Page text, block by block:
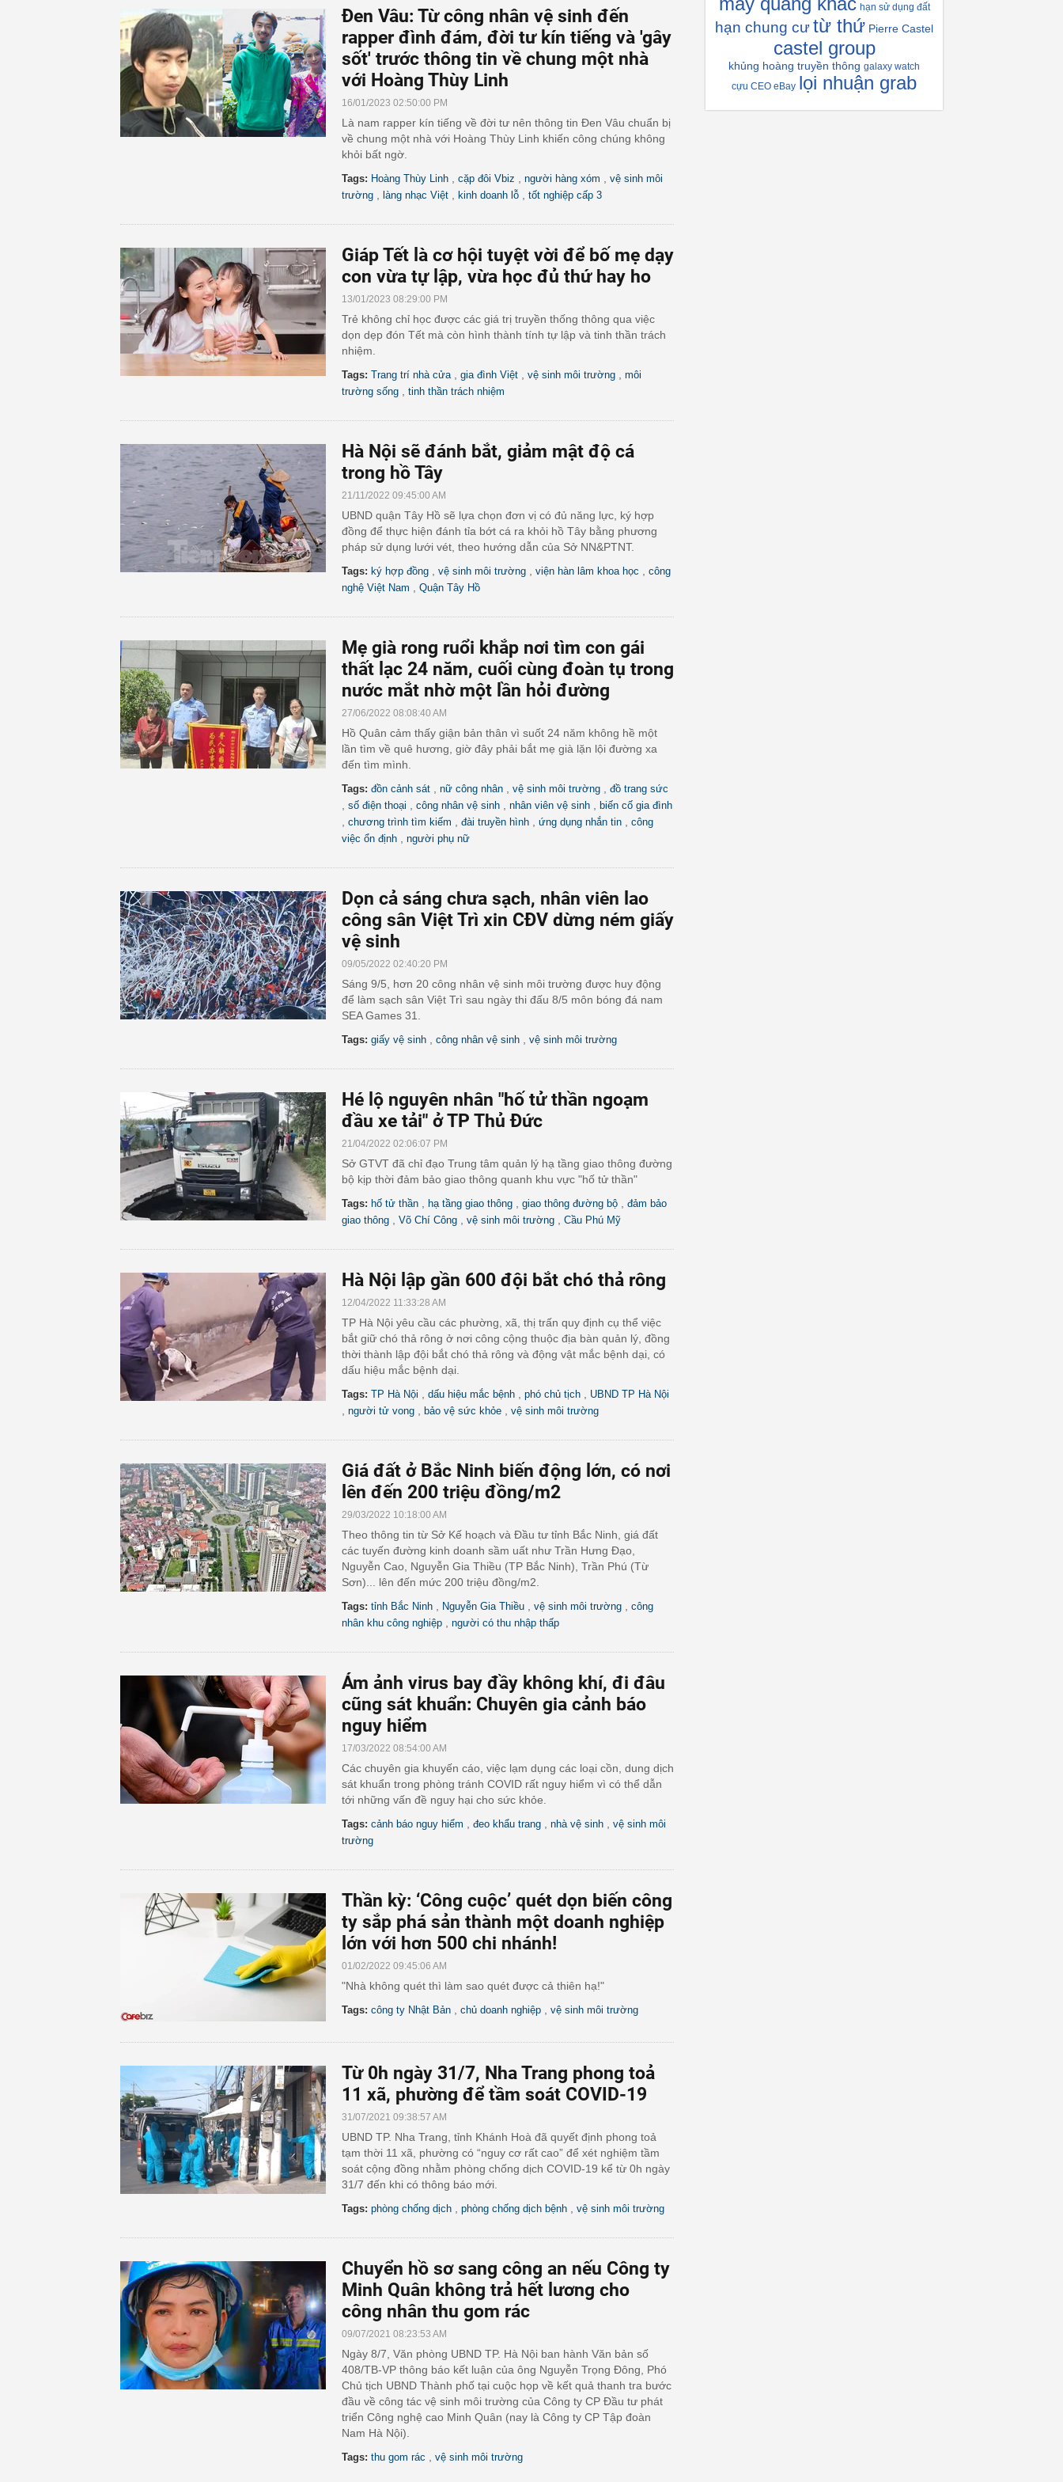
Đen Vâu: Từ công nhân vệ sinh đến
rapper đình đám, đời tư kín tiếng và 'gây
sốt' trước thông tin về chung một nhà
với Hoàng Thùy Linh
16/01/2023 02:50:00 PM
Là nam rapper kín tiếng về đời tư nên thông tin Đen Vâu chuẩn bị
về chung một nhà với Hoàng Thùy Linh khiến công chúng không
khỏi bất ngờ.
Tags: Hoàng Thùy Linh cặp đôi Vbiz người hàng xóm
vệ sinh môi
trường
làng nhạc Việt kinh doanh lỗ tốt nghiệp cấp 3
Giáp Tết là cơ hội tuyệt vời để bố mẹ dạy
con vừa tự lập, vừa học đủ thứ hay ho
13/01/2023 08:29:00 PM
Trẻ không chỉ học được các giá trị truyền thống thông qua việc
dọn dẹp đón Tết mà còn hình thành tính tự lập và tinh thần trách
nhiệm.
Tags: Trang trí nhà cửa gia đình Việt vệ sinh môi trường
môi
trường sống
tinh thần trách nhiệm
Hà Nội sẽ đánh bắt, giảm mật độ cá
trong hồ Tây
21/11/2022 09:45:00 AM
UBND quận Tây Hồ sẽ lựa chọn đơn vị có đủ năng lực, ký hợp
đồng để thực hiện đánh tỉa bớt cá ra khỏi hồ Tây bằng phương
pháp sử dụng lưới vét, theo hướng dẫn của Sở NN&PTNT.
Tags: ký hợp đồng vệ sinh môi trường viện hàn lâm khoa học
công
nghệ Việt Nam
Quận Tây Hồ
Mẹ già rong ruổi khắp nơi tìm con gái
thất lạc 24 năm, cuối cùng đoàn tụ trong
nước mắt nhờ một lần hỏi đường
27/06/2022 08:08:40 AM
Hồ Quân cảm thấy giận bản thân vì suốt 24 năm không hề một
lần tìm về quê hương, giờ đây phải bắt mẹ già lặn lội đường xa
đến tìm mình.
Tags: đồn cảnh sát nữ công nhân vệ sinh môi trường đồ trang sức
số điện thoại công nhân vệ sinh nhân viên vệ sinh biến cố gia đình
chương trình tìm kiếm đài truyền hình ứng dụng nhắn tin
công
việc ổn định
người phụ nữ
Dọn cả sáng chưa sạch, nhân viên lao
công sân Việt Trì xin CĐV dừng ném giấy
vệ sinh
09/05/2022 02:40:20 PM
Sáng 9/5, hơn 20 công nhân vệ sinh môi trường được huy động
để làm sạch sân Việt Trì sau ngày thi đấu 8/5 môn bóng đá nam
SEA Games 31.
Tags: giấy vệ sinh công nhân vệ sinh vệ sinh môi trường
Hé lộ nguyên nhân "hố tử thần ngoạm
đầu xe tải" ở TP Thủ Đức
21/04/2022 02:06:07 PM
Sở GTVT đã chỉ đạo Trung tâm quản lý hạ tầng giao thông đường
bộ kịp thời đảm bảo giao thông quanh khu vực "hố tử thần"
Tags: hố tử thần hạ tầng giao thông giao thông đường bộ
đảm bảo
giao thông
Võ Chí Công vệ sinh môi trường Cầu Phú Mỹ
Hà Nội lập gần 600 đội bắt chó thả rông
12/04/2022 11:33:28 AM
TP Hà Nội yêu cầu các phường, xã, thị trấn quy định cụ thể việc
bắt giữ chó thả rông ở nơi công cộng thuộc địa bàn quản lý, đồng
thời thành lập đội bắt chó thả rông và động vật mắc bệnh dại, có
dấu hiệu mắc bệnh dại.
Tags: TP Hà Nội dấu hiệu mắc bệnh phó chủ tịch UBND TP Hà Nội
người tử vong bảo vệ sức khỏe vệ sinh môi trường
Giá đất ở Bắc Ninh biến động lớn, có nơi
lên đến 200 triệu đồng/m2
29/03/2022 10:18:00 AM
Theo thông tin từ Sở Kế hoạch và Đầu tư tỉnh Bắc Ninh, giá đất
các tuyến đường kinh doanh sầm uất như Trần Hưng Đạo,
Nguyễn Cao, Nguyễn Gia Thiều (TP Bắc Ninh), Trần Phú (Từ
Sơn)... lên đến mức 200 triệu đồng/m2.
Tags: tỉnh Bắc Ninh Nguyễn Gia Thiều vệ sinh môi trường
công
nhân khu công nghiệp
người có thu nhập thấp
Ám ảnh virus bay đầy không khí, đi đâu
cũng sát khuẩn: Chuyên gia cảnh báo
nguy hiểm
17/03/2022 08:54:00 AM
Các chuyên gia khuyến cáo, việc lạm dụng các loại cồn, dung dịch
sát khuẩn trong phòng tránh COVID rất nguy hiểm vì có thể dẫn
tới những vấn đề nguy hại cho sức khỏe.
Tags: cảnh báo nguy hiểm đeo khẩu trang nhà vệ sinh
vệ sinh môi
trường
Thần kỳ: ‘Công cuộc’ quét dọn biến công
ty sắp phá sản thành một doanh nghiệp
lớn với hơn 500 chi nhánh!
01/02/2022 09:45:06 AM
"Nhà không quét thì làm sao quét được cả thiên hạ!"
Tags: công ty Nhật Bản chủ doanh nghiệp vệ sinh môi trường
Từ 0h ngày 31/7, Nha Trang phong toả
11 xã, phường để tầm soát COVID-19
31/07/2021 09:38:57 AM
UBND TP. Nha Trang, tỉnh Khánh Hoà đã quyết định phong toả
tạm thời 11 xã, phường có “nguy cơ rất cao” để xét nghiệm tầm
soát cộng đồng nhằm phòng chống dịch COVID-19 kể từ 0h ngày
31/7 đến khi có thông báo mới.
Tags: phòng chống dịch phòng chống dịch bệnh vệ sinh môi trường
Chuyển hồ sơ sang công an nếu Công ty
Minh Quân không trả hết lương cho
công nhân thu gom rác
09/07/2021 08:23:53 AM
Ngày 8/7, Văn phòng UBND TP. Hà Nội ban hành Văn bản số
408/TB-VP thông báo kết luận của ông Nguyễn Trọng Đông, Phó
Chủ tịch UBND Thành phố tại cuộc họp về kết quả thanh tra bước
đầu về công tác vệ sinh môi trường của Công ty CP Đầu tư phát
triển Công nghệ cao Minh Quân (nay là Công ty CP Tập đoàn
Nam Hà Nội).
Tags: thu gom rác vệ sinh môi trường
hạn sử dụng đất
hạn chung cưtừ thứ Pierre Castel
castel group
khủng hoàng truyền thông galaxy watch
cựu CEO eBay lọi nhuận grab